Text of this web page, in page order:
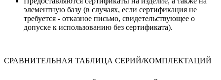
элементную базу (в случаях, если сертификация не
требуется - отказное письмо, свидетельствующее о
допуске к использованию без сертификата).
СРАВНИТЕЛЬНАЯ ТАБЛИЦА СЕРИЙ/КОМПЛЕКТАЦИЙ